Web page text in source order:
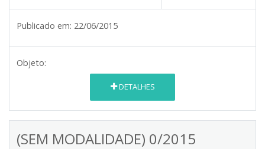
Publicado em: 22/06/2015
Objeto:
DETALHES
(SEM MODALIDADE) 0/2015